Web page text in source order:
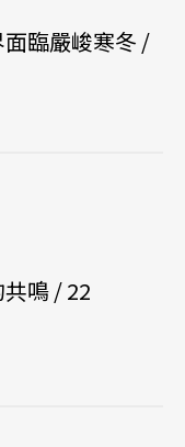
臨嚴峻寒冬 /
鳴 / 22